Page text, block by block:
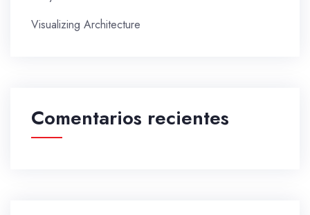
Visualizing Architecture
Comentarios recientes